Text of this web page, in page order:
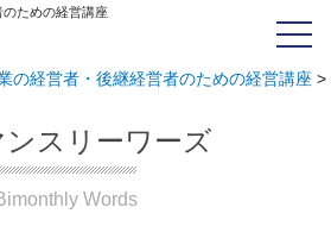
ための経営講座
の経営者・後継経営者のための経営講座 >
スリーワーズ
Words